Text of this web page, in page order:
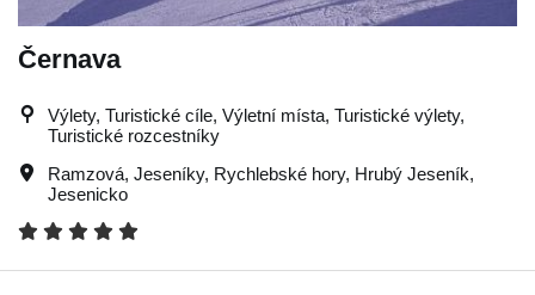
Černava
Výlety, Turistické cíle, Výletní místa, Turistické výlety,
Turistické rozcestníky
Ramzová, Jeseníky, Rychlebské hory, Hrubý Jeseník,
Jesenicko